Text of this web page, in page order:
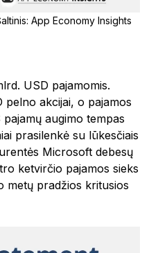
App Economy Insights
USD pajamomis.
akcijai, o pajamos
augimo tempas
prasilenkė su lūkesčiais
Microsoft debesų
ketvirčio pajamos sieks
metų pradžios kritusios